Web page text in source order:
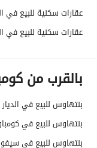
عقارات سكنية للبيع في
عقارات سكنية للبيع في
بالقرب من
بنتهاوس للبيع في
بنتهاوس للبيع في
بنتهاوس للبيع في